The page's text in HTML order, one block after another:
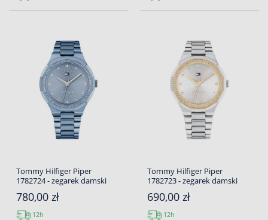
Tommy Hilfiger Piper
1782724 - zegarek damski
780,00 zł
12h
Tommy Hilfiger Piper
1782723 - zegarek damski
690,00 zł
12h